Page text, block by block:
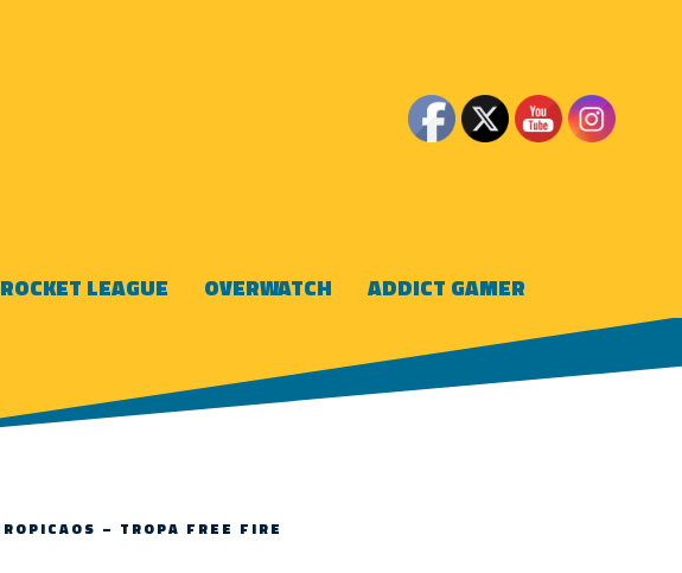
ROCKET LEAGUE OVERWATCH ADDICT GAMER
– TROPA FREE FIRE